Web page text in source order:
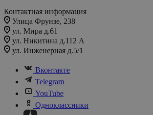
Контактная информация
Улица Фрунзе, 238​
ул. Мира д.61
ул. Никитина д.112 А
ул. Инженерная д.5/1
Вконтакте
Telegram
YouTube
Одноклассники